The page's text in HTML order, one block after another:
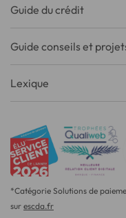
Guide du crédit
Guide conseils et
Lexique
*Catégorie Solutions de
sur escda.fr